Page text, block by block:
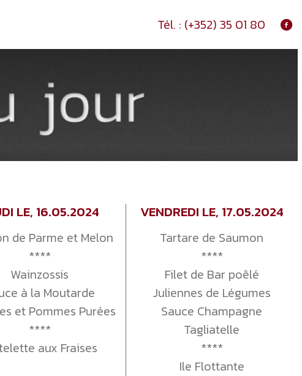
Tél. : (+352) 35 01 80
LE, 16.05.2024
de Parme et Melon
****
Wainzossis
à la Moutarde
et Pommes Purées
****
aux Fraises
VENDREDI LE, 17.05.2024
Tartare de Saumon
****
Filet de Bar poêlé
Juliennes de Légumes
Sauce Champagne
Tagliatelle
****
Ile Flottante